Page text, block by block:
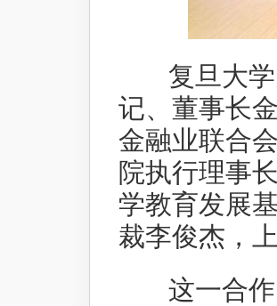
复旦大学
记、董事长
金融业联合
院执行理事
学教育发展
裁李俊杰，
这一合作